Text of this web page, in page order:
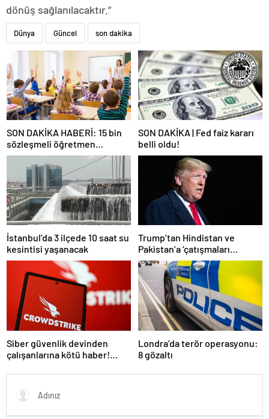
dönüş sağlanılacaktır.”
Dünya Güncel son dakika
SON DAKİKA HABERİ: 15 bin
sözleşmeli öğretmen
atamasında sözlü sınava hak
kazanan adaylar açıklandı
SON DAKİKA | Fed faiz kararı
belli oldu!
İstanbul’da 3 ilçede 10 saat su
kesintisi yaşanacak
Trump’tan Hindistan ve
Pakistan’a ‘çatışmaları
durdurun’ çağrısı
Siber güvenlik devinden
çalışanlarına kötü haber!
Londra’da terör operasyonu:
8 gözaltı